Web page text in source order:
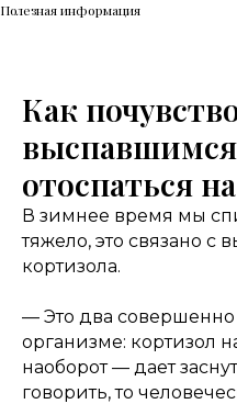
Полезная информация
Как
отоспаться
В зимнее время мы
тяжело, это связано с
кортизола.
— Это два совершенно
организме: кортизол
наоборот — дает
говорить, то